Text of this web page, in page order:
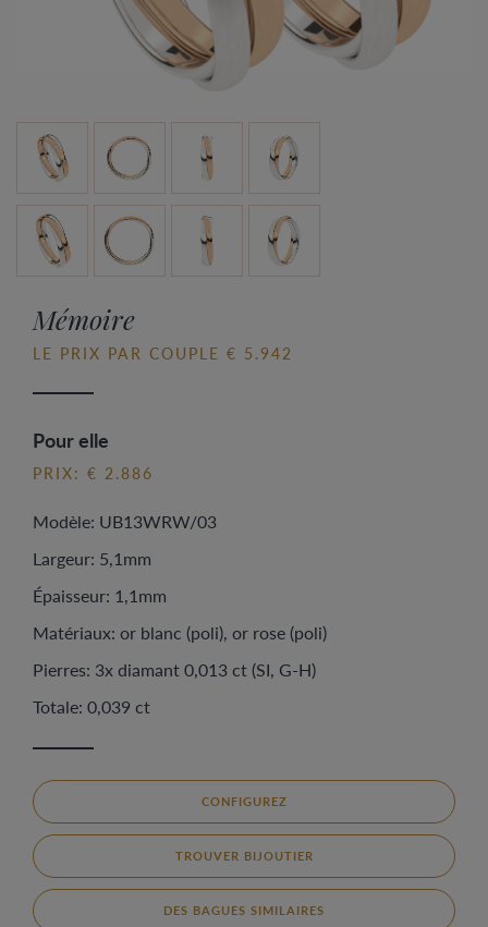
Mémoire
LE PRIX PAR COUPLE € 5.942
Pour elle
PRIX: € 2.886
Modèle: UB13WRW/03
Largeur: 5,1mm
Épaisseur: 1,1mm
Matériaux: or blanc (poli), or rose (poli)
Pierres: 3x diamant 0,013 ct (SI, G-H)
Totale: 0,039 ct
CONFIGUREZ
TROUVER BIJOUTIER
DES BAGUES SIMILAIRES